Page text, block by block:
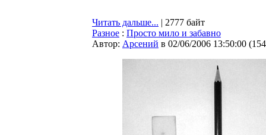
Читать дальше... | 2777 байт
Разное : Просто мило и забавно
Автор: Арсений в 02/06/2006 13:50:00 (